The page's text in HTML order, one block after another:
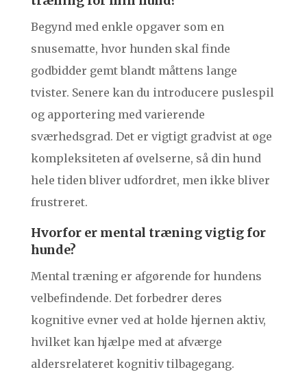
Begynd med enkle opgaver som en
snusematte, hvor hunden skal finde
godbidder gemt blandt måttens lange
tvister. Senere kan du introducere puslespil
og apportering med varierende
sværhedsgrad. Det er vigtigt gradvist at øge
kompleksiteten af øvelserne, så din hund
hele tiden bliver udfordret, men ikke bliver
frustreret.
Hvorfor er mental træning vigtig for
hunde?
Mental træning er afgørende for hundens
velbefindende. Det forbedrer deres
kognitive evner ved at holde hjernen aktiv,
hvilket kan hjælpe med at afværge
aldersrelateret kognitiv tilbagegang.